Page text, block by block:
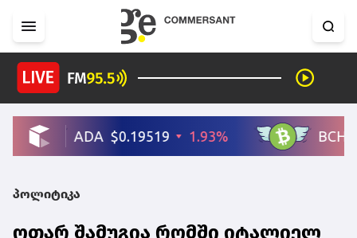
პოლიტიკა
ოთარ შამუგია რომში იტალიელ